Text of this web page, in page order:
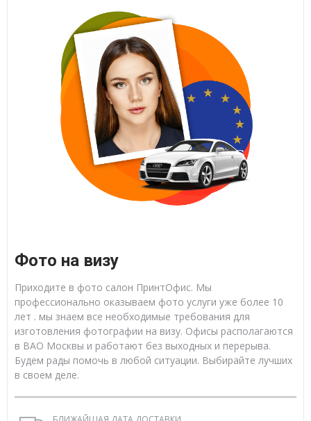
Фото на визу
Приходите в фото салон ПринтОфис. Мы
профессионально оказываем фото услуги уже более 10
лет . мы знаем все необходимые требования для
изготовления фотографии на визу. Офисы располагаются
в ВАО Москвы и работают без выходных и перерыва.
Будем рады помочь в любой ситуации. Выбирайте лучших
в своем деле.